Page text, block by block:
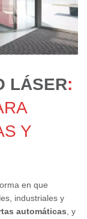
LÁSER:
Y
en que
industriales y
automáticas, y